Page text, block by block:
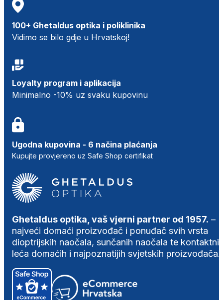
100+ Ghetaldus optika i poliklinika
Vidimo se bilo gdje u Hrvatskoj!
Loyalty program i aplikacija
Minimalno -10% uz svaku kupovinu
Ugodna kupovina - 6 načina plaćanja
Kupujte provjereno uz Safe Shop certifikat
Ghetaldus optika, vaš vjerni partner od 1957. –
najveći domaći proizvođač i ponuđač svih vrsta
dioptrijskih naočala, sunčanih naočala te
leća domaćih i najpoznatijih svjetskih proizvođača.